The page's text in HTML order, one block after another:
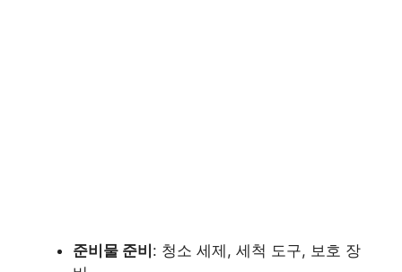
준비물 준비 : 청소 세제, 세척 도구, 보호 장